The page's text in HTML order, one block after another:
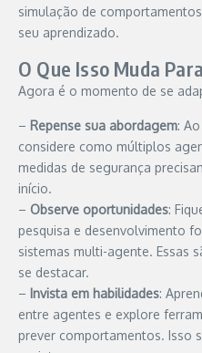
simulação de
seu aprendizado.
O Que Isso Muda
Agora é o momento de se
– Repense sua abordagem:
considere como múltiplos
medidas de segurança
início.
– Observe oportunidades:
pesquisa e desenvolvimento
sistemas multi-agente. Essas
se destacar.
– Invista em habilidades:
entre agentes e explore
prever comportamentos. Isso